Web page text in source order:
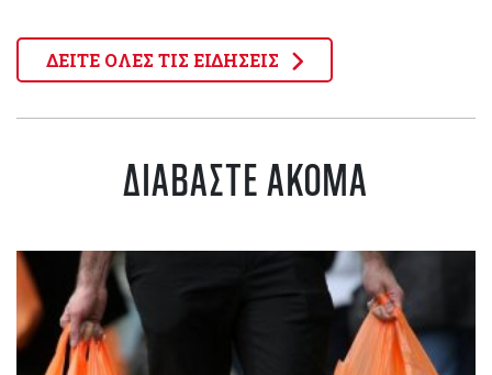
ΔΕΙΤΕ ΟΛΕΣ ΤΙΣ ΕΙΔΗΣΕΙΣ
ΔΙΑΒΑΣΤΕ ΑΚΟΜΑ